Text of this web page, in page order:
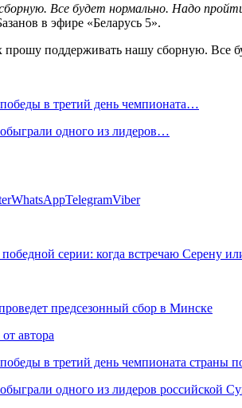
Все будет нормально. Надо
в эфире «Беларусь 5».
в третий день чемпионата…
одного из лидеров…
WhatsAppTelegramViber
серии: когда встречаю Серену
предсезонный сбор в Минске
автора
в третий день чемпионата страны
одного из лидеров российской